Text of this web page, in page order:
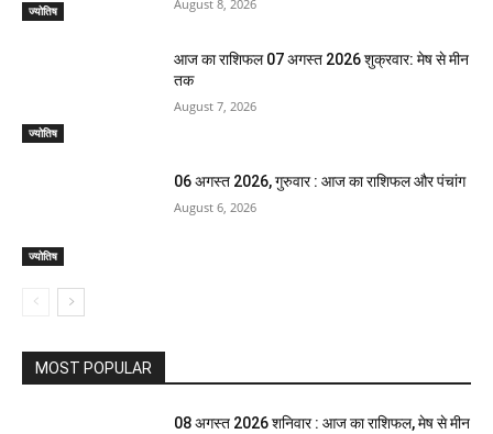
ज्योतिष August 8, 2026
ज्योतिष
आज का राशिफल 07 अगस्त 2026 शुक्रवार: मेष से मीन
तक
August 7, 2026
ज्योतिष
06 अगस्त 2026, गुरुवार : आज का राशिफल और पंचांग
August 6, 2026
MOST POPULAR
08 अगस्त 2026 शनिवार : आज का राशिफल, मेष से मीन